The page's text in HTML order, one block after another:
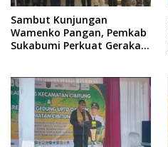
Sambut Kunjungan
Wamenko Pangan, Pemkab
Sukabumi Perkuat Gerakan